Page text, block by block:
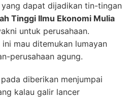
dapat dijadikan tin-tingan
Tinggi Ilmu Ekonomi Mulia
untuk perusahaan.
mau ditemukan lumayan
perusahaan agung.
diberikan menjumpai
kalau galir lancer